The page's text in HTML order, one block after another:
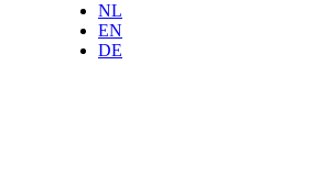
NL
EN
DE